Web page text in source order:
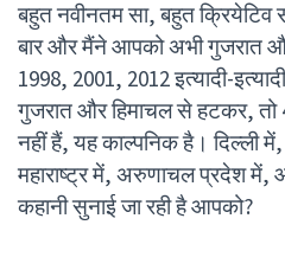
बहुत नवीनतम सा, बहुत क्रियेटिव
बार और मैंने आपको अभी गुजरात
1998, 2001, 2012 इत्यादी-
गुजरात और हिमाचल से हटकर, तो
नहीं हैं, यह काल्पनिक है। दिल्ली
महाराष्ट्र में, अरुणाचल प्रदेश
कहानी सुनाई जा रही है आपको?